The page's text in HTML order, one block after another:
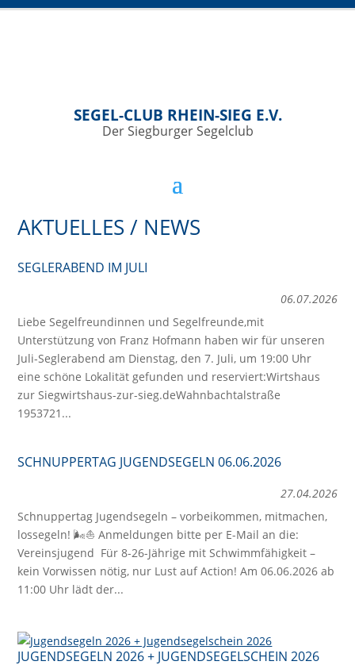
SEGEL-CLUB RHEIN-SIEG E.V.
Der Siegburger Segelclub
AKTUELLES / NEWS
SEGLERABEND IM JULI
06.07.2026
Liebe Segelfreundinnen und Segelfreunde,mit
Unterstützung von Franz Hofmann haben wir für unseren
Juli-Seglerabend am Dienstag, den 7. Juli, um 19:00 Uhr
eine schöne Lokalität gefunden und reserviert:Wirtshaus
zur Siegwirtshaus-zur-sieg.de⁠Wahnbachtalstraße
1953721...
SCHNUPPERTAG JUGENDSEGELN 06.06.2026
27.04.2026
Schnuppertag Jugendsegeln – vorbeikommen, mitmachen,
lossegeln! 🌬️⛵ Anmeldungen bitte per E-Mail an die:
Vereinsjugend Für 8-26-Jährige mit Schwimmfähigkeit –
kein Vorwissen nötig, nur Lust auf Action! Am 06.06.2026 ab
11:00 Uhr lädt der...
JUGENDSEGELN 2026 + JUGENDSEGELSCHEIN 2026